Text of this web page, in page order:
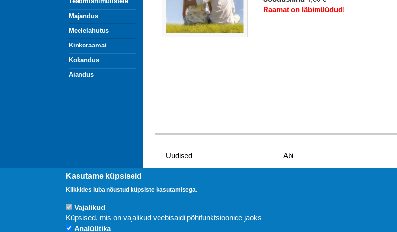
Majandus
Meelelahutus
Kinkeraamat
Kokandus
Aiandus
Raamat on läbimüüdud!
Uudised Abi
Kasutame küpsiseid
Klikkides luba nõustud küpsiste kasutamisega.
Vajalikud
Küpsised, mis on vajalikud veebisaidi põhifunktsioonide jaoks
Analüütika